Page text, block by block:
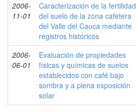
2006-
11-01
Caracterización de la fertilidad
del suelo de la zona cafetera
del Valle del Cauca mediante
registros históricos
2006-
06-01
Evaluación de propiedades
físicas y químicas de suelos
establecidos con café bajo
sombra y a plena exposición
solar